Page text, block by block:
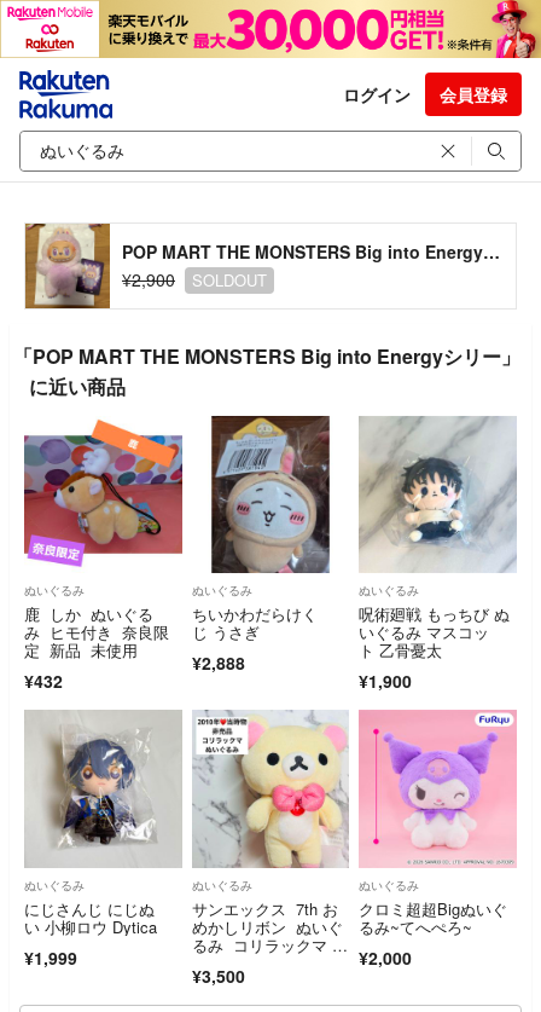
ログイン 会員登録
POP MART THE MONSTERS Big into Energyシリー
¥2,900
SOLDOUT
「POP MART THE MONSTERS Big into Energyシリー」
に近い商品
ぬいぐるみ
鹿 しか ぬいぐる
み ヒモ付き 奈良限
定 新品 未使用
¥432
ぬいぐるみ
ちいかわだらけく
じ うさぎ
¥2,888
ぬいぐるみ
呪術廻戦 もっちび ぬ
いぐるみ マスコッ
ト 乙骨憂太
¥1,900
ぬいぐるみ
にじさんじ にじぬ
い 小柳ロウ Dytica
¥1,999
ぬいぐるみ
サンエックス 7th お
めかしリボン ぬいぐ
るみ コリラックマ 7
¥3,500
ぬいぐるみ
クロミ超超Bigぬいぐ
るみ~てへぺろ~
¥2,000